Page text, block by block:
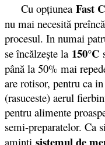
Cu opţiunea Fast
nu mai necesită
procesul. In numai
se încălzeşte la 150°C
până la 50% mai
are rotisor, pentru ca
(rasuceste) aerul
pentru alimente
semi-preparatelor. Ca
aminti